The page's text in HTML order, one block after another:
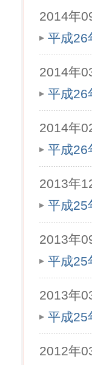
2014年
平成26
2014年
平成26
2014年
平成26
2013年
平成25
2013年
平成25
2013年
平成25
2012年